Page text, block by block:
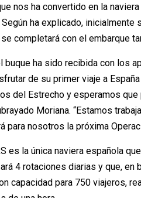
nos ha convertido en la
Según ha explicado, inicialmente
completará con el embarque
buque ha sido recibida con los
de su primer viaje a
del Estrecho y esperamos
Moriana. “Estamos
para nosotros la próxima
es la única naviera española
4 rotaciones diarias y que,
capacidad para 750 viajeros,